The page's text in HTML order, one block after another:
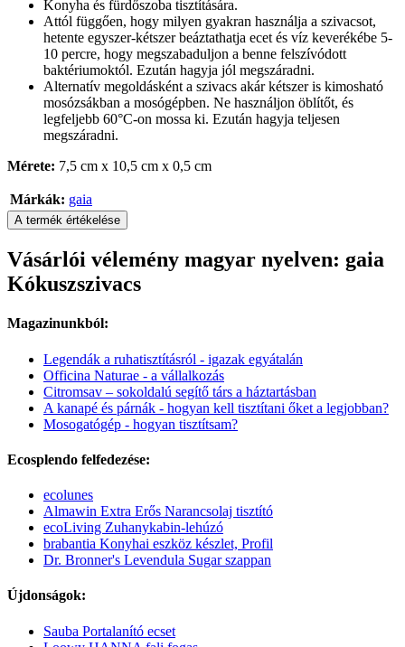
Konyha és fürdőszoba tisztítására.
Attól függően, hogy milyen gyakran használja a szivacsot,
hetente egyszer-kétszer beáztathatja ecet és víz keverékébe 5-
10 percre, hogy megszabaduljon a benne felszívódott
baktériumoktól. Ezután hagyja jól megszáradni.
Alternatív megoldásként a szivacs akár kétszer is kimosható
mosózsákban a mosógépben. Ne használjon öblítőt, és
legfeljebb 60°C-on mossa ki. Ezután hagyja teljesen
megszáradni.
Mérete: 7,5 cm x 10,5 cm x 0,5 cm
Márkák: gaia
A termék értékelése
Vásárlói vélemény magyar nyelven: gaia
Kókuszszivacs
Magazinunkból:
Legendák a ruhatisztításról - igazak egyátalán
Officina Naturae - a vállalkozás
Citromsav – sokoldalú segítő társ a háztartásban
A kanapé és párnák - hogyan kell tisztítani őket a legjobban?
Mosogatógép - hogyan tisztítsam?
Ecosplendo felfedezése:
ecolunes
Almawin Extra Erős Narancsolaj tisztító
ecoLiving Zuhanykabin-lehúzó
brabantia Konyhai eszköz készlet, Profil
Dr. Bronner's Levendula Sugar szappan
Újdonságok:
Sauba Portalanító ecset